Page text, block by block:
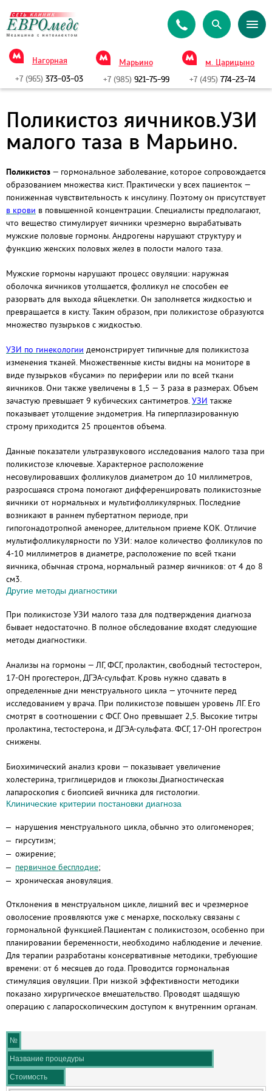
Нагорная
+7 (965) 373-03-03
Марьино
+7 (985)921-75-99
м. Царицыно
+7 (495) 774-23-74
Поликистоз яичников.УЗИ
малого таза в Марьино.
Поликистоз — гормональное заболевание, которое сопровождается
образованием множества кист. Практически у всех пациенток —
пониженная чувствительность к инсулину. Поэтому он присутствует
в крови в повышенной концентрации. Специалисты предполагают,
что вещество стимулирует яичники чрезмерно вырабатывать
мужские половые гормоны. Андрогены нарушают структуру и
функцию женских половых желез в полости малого таза.
Мужские гормоны нарушают процесс овуляции: наружная
оболочка яичников утолщается, фолликул не способен ее
разорвать для выхода яйцеклетки. Он заполняется жидкостью и
превращается в кисту. Таким образом, при поликистозе образуются
множество пузырьков с жидкостью.
УЗИ по гинекологии демонстрирует типичные для поликистоза
изменения тканей. Множественные кисты видны на мониторе в
виде пузырьков «бусами» по периферии или по всей ткани
яичников. Они также увеличены в 1,5 — 3 раза в размерах. Объем
зачастую превышает 9 кубических сантиметров.УЗИ также
показывает утолщение эндометрия. На гиперплазированную
строму приходится 25 процентов объема.
Данные показатели ультразвукового исследования малого таза при
поликистозе ключевые. Характерное расположение
несовулировавших фолликулов диаметром до 10 миллиметров,
разросшаяся строма помогают дифференцировать поликистозные
яичники от нормальных и мультифолликулярных. Последние
возникают в раннем пубертатном периоде, при
гипогонадотропной аменорее, длительном приеме КОК. Отличие
мультифолликулярности по УЗИ: малое количество фолликулов по
4-10 миллиметров в диаметре, расположение по всей ткани
яичника, обычная строма, нормальный размер яичников: от 4 до 8
см3.
Другие методы диагностики
При поликистозе УЗИ малого таза для подтверждения диагноза
бывает недостаточно. В полное обследование входят следующие
методы диагностики.
Анализы на гормоны — ЛГ, ФСГ, пролактин, свободный тестостерон,
17-ОН прогестерон, ДГЭА-сульфат. Кровь нужно сдавать в
определенные дни менструального цикла — уточните перед
исследованием у врача. При поликистозе повышен уровень ЛГ. Его
смотрят в соотношении с ФСГ. Оно превышает 2,5. Высокие титры
пролактина, тестостерона, и ДГЭА-сульфата. ФСГ, 17-ОН прогестрон
снижены.
Биохимический анализ крови — показывает увеличение
холестерина, триглицеридов и глюкозы.Диагностическая
лапароскопия с биопсией яичника для гистологии.
Клинические критерии постановки диагноза
нарушения менструального цикла, обычно это олигоменорея;
гирсутизм;
ожирение;
первичное бесплодие;
хроническая ановуляция.
Отклонения в менструальном цикле, лишний вес и чрезмерное
оволосение проявляются уже с менархе, поскольку связаны с
гормональной функцией.Пациентам с поликистозом, особенно при
планировании беременности, необходимо наблюдение и лечение.
Для терапии разработаны консервативные методики, требующие
времени: от 6 месяцев до года. Проводится гормональная
стимуляция овуляции. При низкой эффективности методики
показано хирургическое вмешательство. Проводят щадящую
операцию с лапароскопическим доступом к внутренним органам.
№
Название процедуры
Стоимость